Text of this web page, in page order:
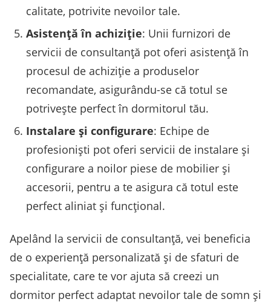
calitate, potrivite nevoilor tale.
Asistență în achiziție: Unii furnizori de
servicii de consultanță pot oferi asistență în
procesul de achiziție a produselor
recomandate, asigurându-se că totul se
potrivește perfect în dormitorul tău.
Instalare și configurare: Echipe de
profesioniști pot oferi servicii de instalare și
configurare a noilor piese de mobilier și
accesorii, pentru a te asigura că totul este
perfect aliniat și funcțional.
Apelând la servicii de consultanță, vei beneficia
de o experiență personalizată și de sfaturi de
specialitate, care te vor ajuta să creezi un
dormitor perfect adaptat nevoilor tale de somn și